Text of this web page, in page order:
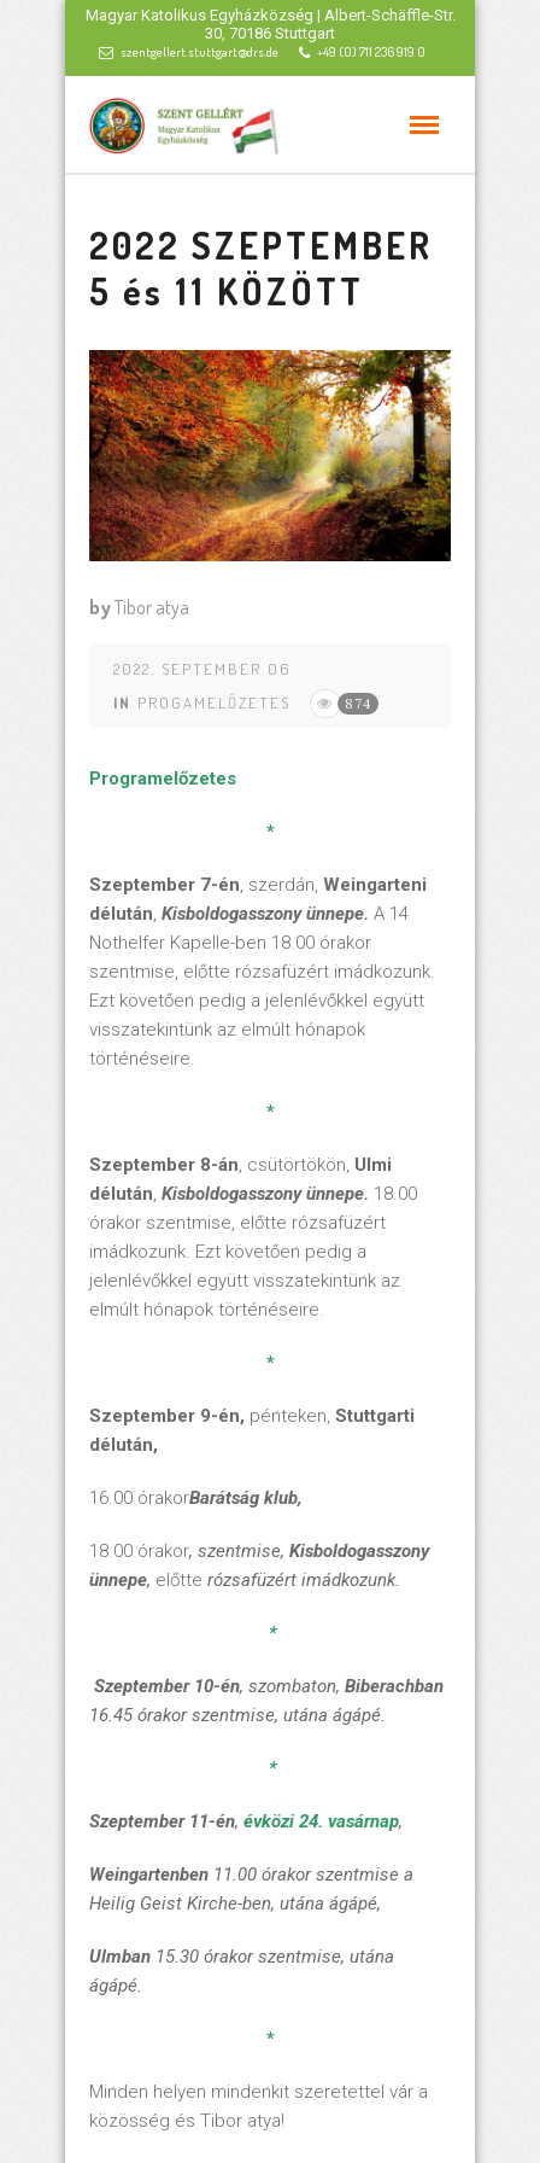
Magyar Katolikus Egyházközség | Albert-Schäffle-Str.
30, 70186 Stuttgart
szentgellert.stuttgart@drs.de +49 (0) 711 236 919 0
2022 SZEPTEMBER
5 és 11 KÖZÖTT
byTibor atya
2022. SEPTEMBER 06
IN PROGAMELŐZETES 874
Programelőzetes
*
Szeptember 7-én, szerdán, Weingarteni
délután, Kisboldogasszony ünnepe. A 14
Nothelfer Kapelle-ben 18.00 órakor
szentmise, előtte rózsafüzért imádkozunk.
Ezt követően pedig a jelenlévőkkel együtt
visszatekintünk az elmúlt hónapok
történéseire.
*
Szeptember 8-án, csütörtökön, Ulmi
délután, Kisboldogasszony ünnepe. 18.00
órakor szentmise, előtte rózsafüzért
imádkozunk. Ezt követően pedig a
jelenlévőkkel együtt visszatekintünk az
elmúlt hónapok történéseire.
*
Szeptember 9-én, pénteken, Stuttgarti
délután,
16.00 órakorBarátság klub,
18.00 órakor, szentmise, Kisboldogasszony
ünnepe, előtte rózsafüzért imádkozunk.
*
Szeptember 10-én, szombaton, Biberachban
16.45 órakorszentmise, utána ágápé.
*
Szeptember 11-én, évközi 24. vasárnap,
Weingartenben 11.00 órakorszentmise a
Heilig Geist Kirche-ben, utána ágápé,
Ulmban 15.30 órakorszentmise, utána
ágápé.
*
Minden helyen mindenkit szeretettel vár a
közösség és Tibor atya!